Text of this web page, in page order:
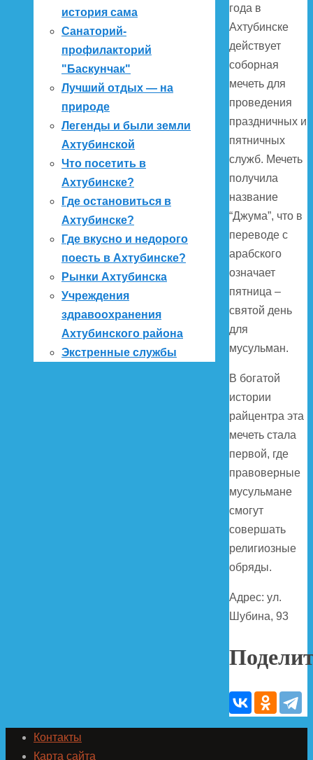
года в
Ахтубинске
действует
соборная
мечеть для
проведения
праздничных и
пятничных
служб. Мечеть
получила
название
“Джума”, что в
переводе с
арабского
означает
пятница –
святой день
для
мусульман.
В богатой
истории
райцентра эта
мечеть стала
первой, где
правоверные
мусульмане
смогут
совершать
религиозные
обряды.
Адрес: ул.
Шубина, 93
история сама
Санаторий-
профилакторий
"Баскунчак"
Лучший отдых — на
природе
Легенды и были земли
Ахтубинской
Что посетить в
Ахтубинске?
Где остановиться в
Ахтубинске?
Где вкусно и недорого
поесть в Ахтубинске?
Рынки Ахтубинска
Учреждения
здравоохранения
Ахтубинского района
Экстренные службы
Контакты
Карта сайта